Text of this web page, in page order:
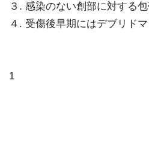
３. 感染のない創部に対する
４. 受傷後早期にはデブリド
1